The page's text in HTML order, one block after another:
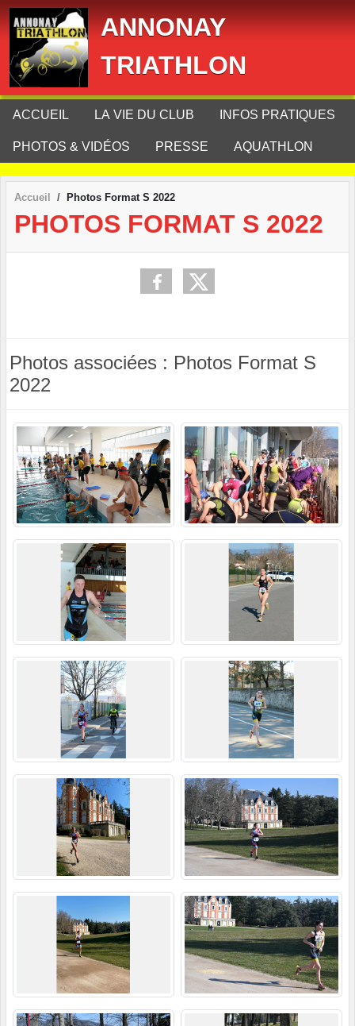
ANNONAY
TRIATHLON
ACCUEIL LA VIE DU CLUB INFOS PRATIQUES
PHOTOS & VIDÉOS PRESSE AQUATHLON
Accueil Photos Format S 2022
PHOTOS FORMAT S 2022
Photos associées : Photos Format S
2022
Panneau de gestion des cookies